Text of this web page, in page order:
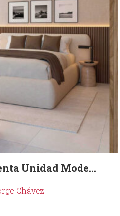
Unidad Mode...
Chávez